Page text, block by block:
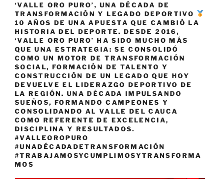
‘VALLE ORO PURO’, UNA DÉCADA DE
TRANSFORMACIÓN Y LEGADO DEPORTIVO
10 AÑOS DE UNA APUESTA QUE CAMBIÓ LA
HISTORIA DEL DEPORTE. DESDE 2016,
‘VALLE ORO PURO’ HA SIDO MUCHO MÁS
QUE UNA ESTRATEGIA: SE CONSOLIDÓ
COMO UN MOTOR DE TRANSFORMACIÓN
SOCIAL, FORMACIÓN DE TALENTO Y
CONSTRUCCIÓN DE UN LEGADO QUE HOY
DEVUELVE EL LIDERAZGO DEPORTIVO DE
LA REGIÓN. UNA DÉCADA IMPULSANDO
SUEÑOS, FORMANDO CAMPEONES Y
CONSOLIDANDO AL VALLE DEL CAUCA
COMO REFERENTE DE EXCELENCIA,
DISCIPLINA Y RESULTADOS.
#VALLEOROPURO
#UNADÉCADADETRANSFORMACIÓN
#TRABAJAMOSYCUMPLIMOSYTRANSFORMA
MOS